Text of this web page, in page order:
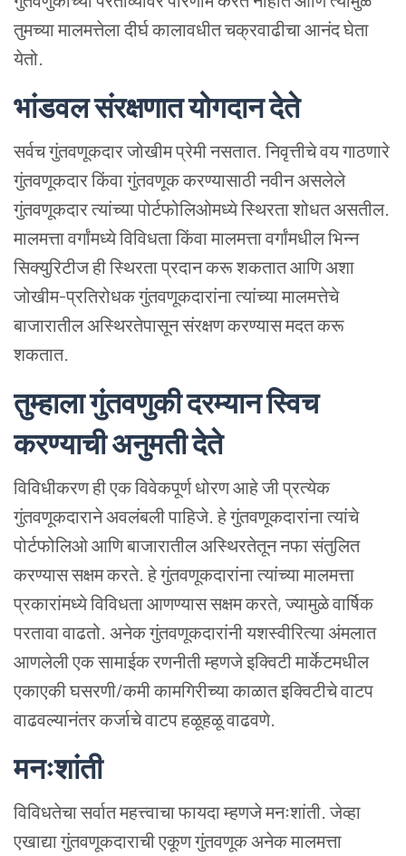
तुमच्या मालमत्तेला दीर्घ कालावधीत चक्रवाढीचा आनंद घेता
येतो.
भांडवल संरक्षणात योगदान देते
सर्वच गुंतवणूकदार जोखीम प्रेमी नसतात. निवृत्तीचे वय गाठणारे
गुंतवणूकदार किंवा गुंतवणूक करण्यासाठी नवीन असलेले
गुंतवणूकदार त्यांच्या पोर्टफोलिओमध्ये स्थिरता शोधत असतील.
मालमत्ता वर्गांमध्ये विविधता किंवा मालमत्ता वर्गांमधील भिन्न
सिक्युरिटीज ही स्थिरता प्रदान करू शकतात आणि अशा
जोखीम-प्रतिरोधक गुंतवणूकदारांना त्यांच्या मालमत्तेचे
बाजारातील अस्थिरतेपासून संरक्षण करण्यास मदत करू
शकतात.
तुम्हाला गुंतवणुकी दरम्यान स्विच
करण्याची अनुमती देते
विविधीकरण ही एक विवेकपूर्ण धोरण आहे जी प्रत्येक
गुंतवणूकदाराने अवलंबली पाहिजे. हे गुंतवणूकदारांना त्यांचे
पोर्टफोलिओ आणि बाजारातील अस्थिरतेतून नफा संतुलित
करण्यास सक्षम करते. हे गुंतवणूकदारांना त्यांच्या मालमत्ता
प्रकारांमध्ये विविधता आणण्यास सक्षम करते, ज्यामुळे वार्षिक
परतावा वाढतो. अनेक गुंतवणूकदारांनी यशस्वीरित्या अंमलात
आणलेली एक सामाईक रणनीती म्हणजे इक्विटी मार्केटमधील
एकाएकी घसरणी/कमी कामगिरीच्या काळात इक्विटीचे वाटप
वाढवल्यानंतर कर्जाचे वाटप हळूहळू वाढवणे.
मनःशांती
विविधतेचा सर्वात महत्त्वाचा फायदा म्हणजे मनःशांती. जेव्हा
एखाद्या गुंतवणूकदाराची एकूण गुंतवणूक अनेक मालमत्ता